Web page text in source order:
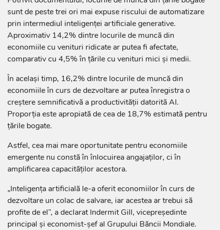
sunt de peste trei ori mai expuse riscului de automatizare
prin intermediul inteligenței artificiale generative.
Aproximativ 14,2% dintre locurile de muncă din
economiile cu venituri ridicate ar putea fi afectate,
comparativ cu 4,5% în țările cu venituri mici și medii.
În același timp, 16,2% dintre locurile de muncă din
economiile în curs de dezvoltare ar putea înregistra o
creștere semnificativă a productivității datorită AI.
Proporția este apropiată de cea de 18,7% estimată pentru
țările bogate.
Astfel, cea mai mare oportunitate pentru economiile
emergente nu constă în înlocuirea angajaților, ci în
amplificarea capacităților acestora.
„Inteligența artificială le-a oferit economiilor în curs de
dezvoltare un colac de salvare, iar acestea ar trebui să
profite de el”, a declarat Indermit Gill, vicepreședinte
principal și economist-șef al Grupului Băncii Mondiale.